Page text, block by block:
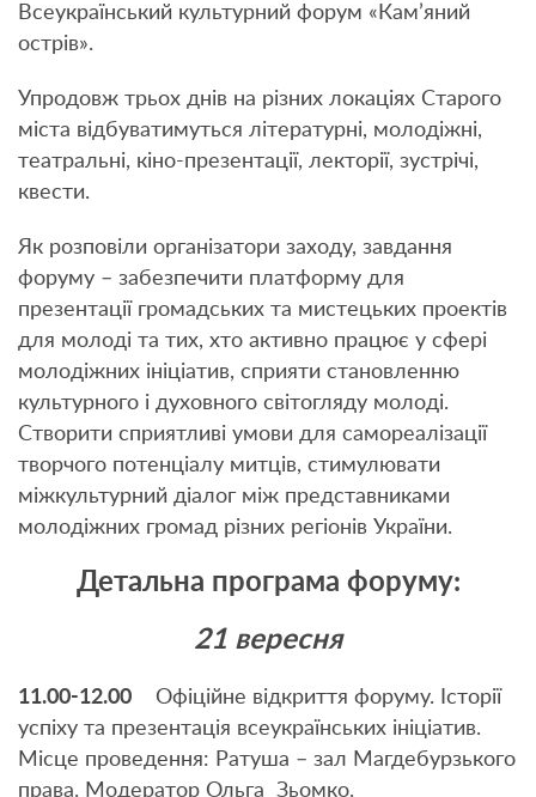
Всеукраїнський культурний форум «Кам’яний
острів».
Упродовж трьох днів на різних локаціях Старого
міста відбуватимуться літературні, молодіжні,
театральні, кіно-презентації, лекторії, зустрічі,
квести.
Як розповіли організатори заходу, завдання
форуму – забезпечити платформу для
презентації громадських та мистецьких проектів
для молоді та тих, хто активно працює у сфері
молодіжних ініціатив, сприяти становленню
культурного і духовного світогляду молоді.
Створити сприятливі умови для самореалізації
творчого потенціалу митців, стимулювати
міжкультурний діалог між представниками
молодіжних громад різних регіонів України.
Детальна програма форуму:
21 вересня
11.00-12.00 Офіційне відкриття форуму. Історії
успіху та презентація всеукраїнських ініціатив.
Місце проведення: Ратуша – зал Магдебурзького
права. Модератор Ольга Зьомко.